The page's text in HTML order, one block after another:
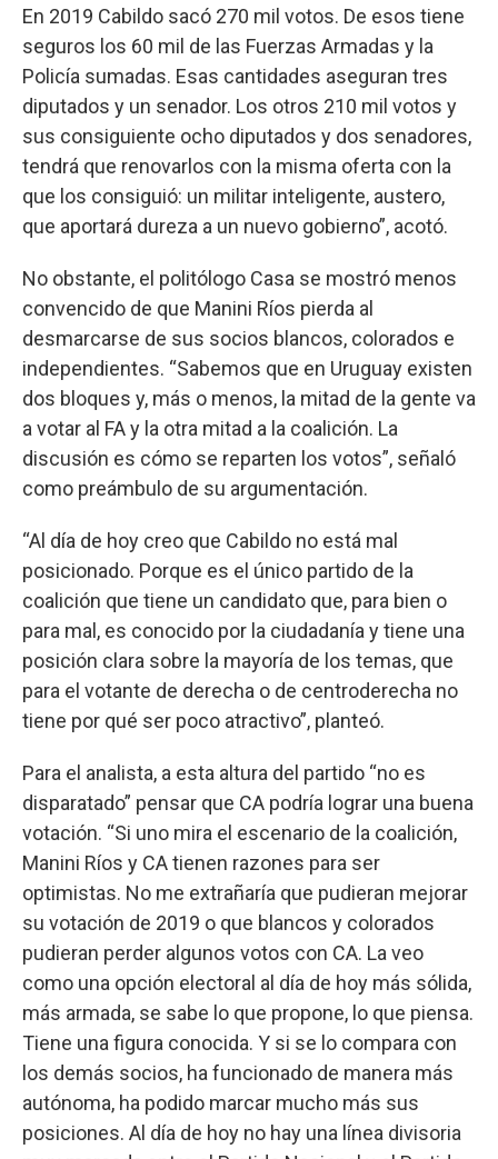
En 2019 Cabildo sacó 270 mil votos. De esos tiene
seguros los 60 mil de las Fuerzas Armadas y la
Policía sumadas. Esas cantidades aseguran tres
diputados y un senador. Los otros 210 mil votos y
sus consiguiente ocho diputados y dos senadores,
tendrá que renovarlos con la misma oferta con la
que los consiguió: un militar inteligente, austero,
que aportará dureza a un nuevo gobierno”, acotó.
No obstante, el politólogo Casa se mostró menos
convencido de que Manini Ríos pierda al
desmarcarse de sus socios blancos, colorados e
independientes. “Sabemos que en Uruguay existen
dos bloques y, más o menos, la mitad de la gente va
a votar al FA y la otra mitad a la coalición. La
discusión es cómo se reparten los votos”, señaló
como preámbulo de su argumentación.
“Al día de hoy creo que Cabildo no está mal
posicionado. Porque es el único partido de la
coalición que tiene un candidato que, para bien o
para mal, es conocido por la ciudadanía y tiene una
posición clara sobre la mayoría de los temas, que
para el votante de derecha o de centroderecha no
tiene por qué ser poco atractivo”, planteó.
Para el analista, a esta altura del partido “no es
disparatado” pensar que CA podría lograr una buena
votación. “Si uno mira el escenario de la coalición,
Manini Ríos y CA tienen razones para ser
optimistas. No me extrañaría que pudieran mejorar
su votación de 2019 o que blancos y colorados
pudieran perder algunos votos con CA. La veo
como una opción electoral al día de hoy más sólida,
más armada, se sabe lo que propone, lo que piensa.
Tiene una figura conocida. Y si se lo compara con
los demás socios, ha funcionado de manera más
autónoma, ha podido marcar mucho más sus
posiciones. Al día de hoy no hay una línea divisoria